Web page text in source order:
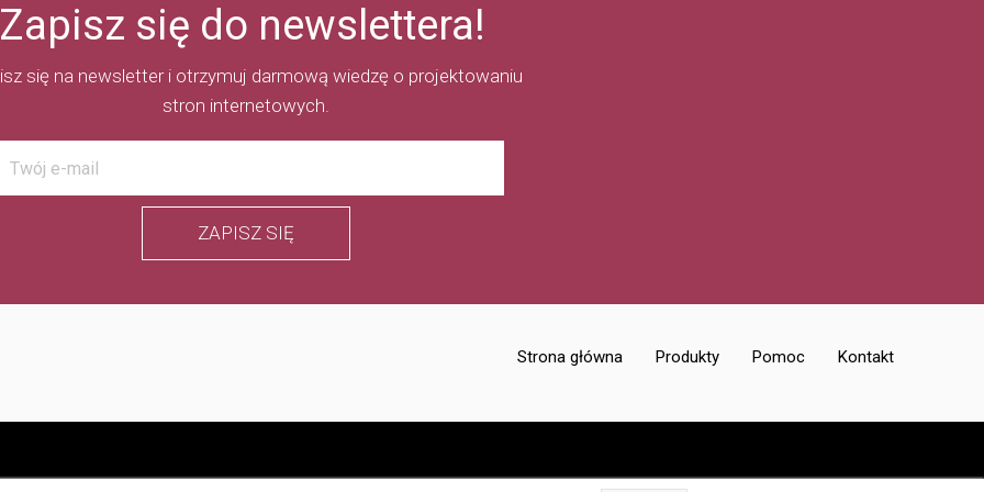
Strona główna Produkty Pomoc Kontakt
ZAPISZ SIĘ
się na newsletter i otrzymuj darmową wiedzę o projektowaniu
stron internetowych.
Zapisz się do newslettera!